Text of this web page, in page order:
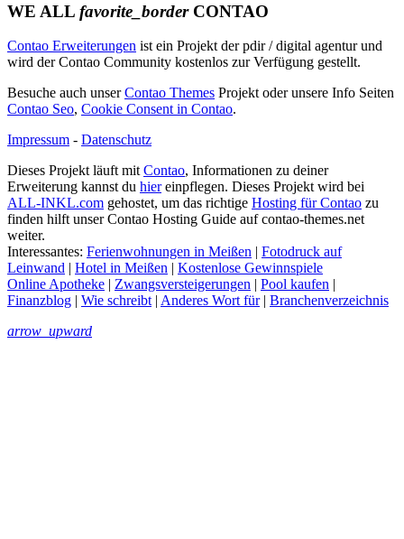
WE ALL favorite_borderCONTAO
Contao Erweiterungen ist ein Projekt der pdir / digital agentur und
wird der Contao Community kostenlos zur Verfügung gestellt.
Besuche auch unserContao Themes Projekt oder unsere Info Seiten
Contao Seo, Cookie Consent in Contao.
Impressum - Datenschutz
Dieses Projekt läuft mitContao, Informationen zu deiner
Erweiterung kannst du hiereinpflegen. Dieses Projekt wird bei
ALL-INKL.com gehostet, um das richtige Hosting für Contao zu
finden hilft unser Contao Hosting Guide auf contao-themes.net
weiter.
Interessantes: Ferienwohnungen in Meißen
Fotodruck auf
Leinwand
Hotel in Meißen
Kostenlose Gewinnspiele
Online Apotheke
Zwangsversteigerungen Pool kaufen
Finanzblog
Wie schreibt| Anderes Wort für| Branchenverzeichnis
arrow_upward